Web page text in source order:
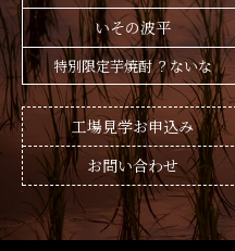
いその波平
特別限定芋焼酎 ？ないな
工場見学お申込み
お問い合わせ